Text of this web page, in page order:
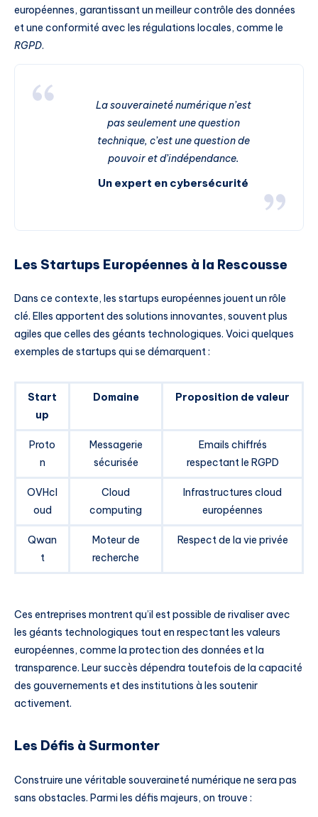
européennes, garantissant un meilleur contrôle des données
et une conformité avec les régulations locales, comme le
RGPD.
La souveraineté numérique n’est
pas seulement une question
technique, c’est une question de
pouvoir et d’indépendance.
Un expert en cybersécurité
Les Startups Européennes à la Rescousse
Dans ce contexte, les startups européennes jouent un rôle
clé. Elles apportent des solutions innovantes, souvent plus
agiles que celles des géants technologiques. Voici quelques
exemples de startups qui se démarquent :
Start
up
Domaine Proposition de valeur
Proto
n
Messagerie
sécurisée
Emails chiffrés
respectant le RGPD
OVHcl
oud
Cloud
computing
Infrastructures cloud
européennes
Qwan
t
Moteur de
recherche
Respect de la vie privée
Ces entreprises montrent qu’il est possible de rivaliser avec
les géants technologiques tout en respectant les valeurs
européennes, comme la protection des données et la
transparence. Leur succès dépendra toutefois de la capacité
des gouvernements et des institutions à les soutenir
activement.
Les Défis à Surmonter
Construire une véritable souveraineté numérique ne sera pas
sans obstacles. Parmi les défis majeurs, on trouve :